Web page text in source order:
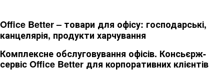
Office Better – товари для офісу: господарські,
канцелярія, продукти харчування
Комплексне обслуговування офісів. Консьєрж-
сервіс Office Better для корпоративних клієнтів